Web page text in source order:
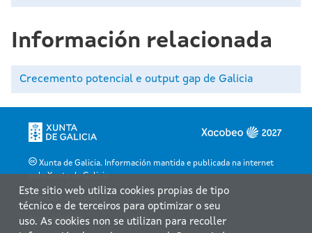
Información relacionada
Crecemento potencial e output gap de Galicia
Xunta de Galicia. Información mantida e publicada na internet
pola Xunta de Galicia
Accesibilidade
Este sitio web utiliza cookies propias de tipo
técnico e de terceiros para optimizar o seu
uso. As cookies non se utilizan para recoller